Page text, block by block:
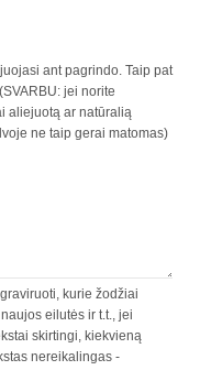
ant pagrindo. Taip pat
jei norite
aliejuotą ar natūralią
ne taip gerai matomas)
kurie žodžiai
eilutės ir t.t., jei
skirtingi, kiekvieną
nereikalingas -